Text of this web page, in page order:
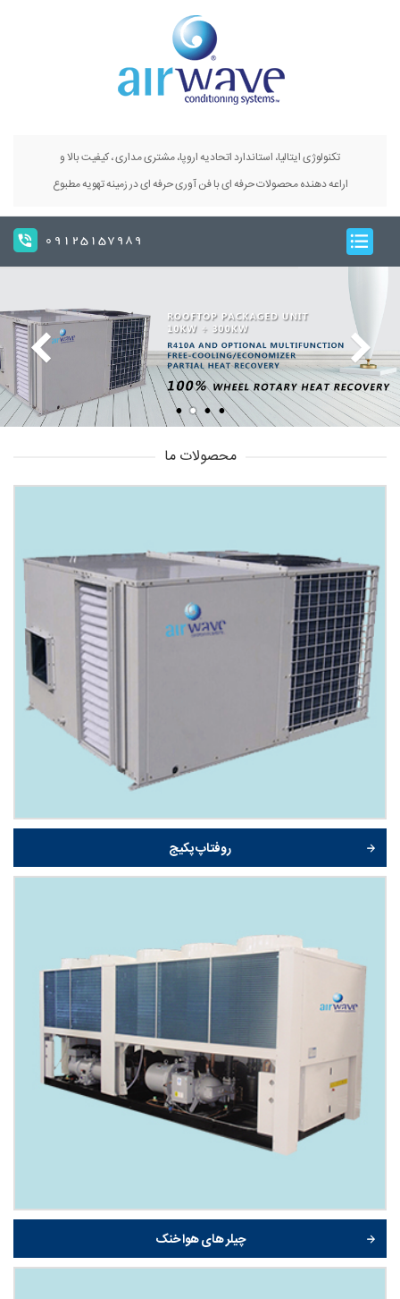
تکنولوژی ایتالیا، استاندارد اتحادیه اروپا، مشتری مداری ، کیفیت بالا و
اراعه دهنده محصولات حرفه ای با فن آوری حرفه ای در زمینه تهویه مطبوع
09125157989
محصولات ما
روفتاپ پکیج
چیلر های هوا خنک